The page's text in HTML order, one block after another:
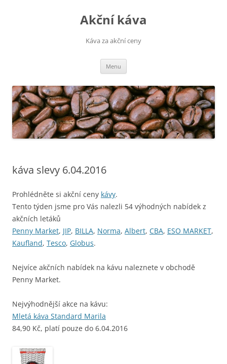
Akční káva
Káva za akční ceny
Menu
káva slevy 6.04.2016
Prohlédněte si akční ceny kávy.
Tento týden jsme pro Vás nalezli 54 výhodných nabídek z
akčních letáků
Penny Market, JIP, BILLA, Norma, Albert, CBA, ESO MARKET,
Kaufland, Tesco, Globus.
Nejvíce akčních nabídek na kávu naleznete v obchodě
Penny Market.
Nejvýhodnější akce na kávu:
Mletá káva Standard Marila
84,90 Kč, platí pouze do 6.04.2016